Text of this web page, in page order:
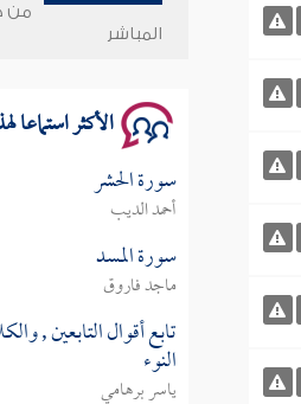
سلسلة محاضرات
من
المباشر
الأكثر استماعا
سورة الحشر
أحمد الديب
سورة المسد
ماجد فاروق
تابع أقوال التابعين ,
النوء
ياسر برهامي